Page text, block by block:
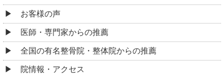
お客様の声
医師・専門家からの推薦
全国の有名整骨院・整体院からの推薦
院情報・アクセス